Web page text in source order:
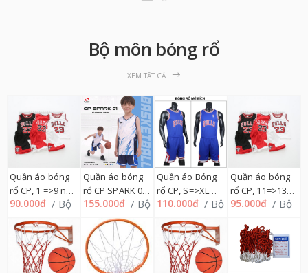
Bộ môn bóng rổ
XEM TẤT CẢ
Quần áo bóng
rổ CP, 1 =>9 nhí
01CP
90.000đ / Bộ
Quần áo bóng
rổ CP SPARK 01,
5=>13 01CP
155.000đ / Bộ
Quần áo Bóng
rổ CP, S=>XL
01CP
110.000đ / Bộ
Quần áo bóng
rổ CP, 11=>13
nhí 01CP
95.000đ / Bộ